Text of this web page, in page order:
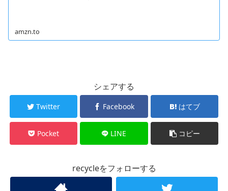
amzn.to
シェアする
Twitter Facebook はてブ
Pocket LINE コピー
recycleをフォローする